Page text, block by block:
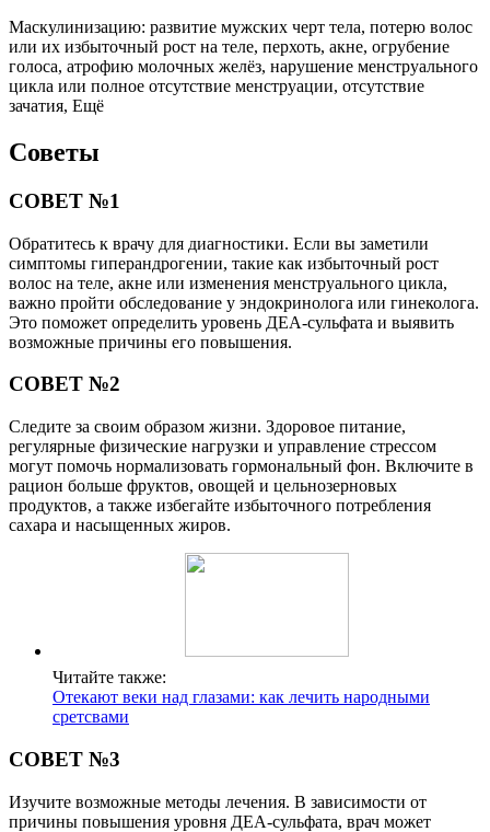
Маскулинизацию: развитие мужских черт тела, потерю волос
или их избыточный рост на теле, перхоть, акне, огрубение
голоса, атрофию молочных желёз, нарушение менструального
цикла или полное отсутствие менструации, отсутствие
зачатия, Ещё
Советы
СОВЕТ №1
Обратитесь к врачу для диагностики. Если вы заметили
симптомы гиперандрогении, такие как избыточный рост
волос на теле, акне или изменения менструального цикла,
важно пройти обследование у эндокринолога или гинеколога.
Это поможет определить уровень ДЕА-сульфата и выявить
возможные причины его повышения.
СОВЕТ №2
Следите за своим образом жизни. Здоровое питание,
регулярные физические нагрузки и управление стрессом
могут помочь нормализовать гормональный фон. Включите в
рацион больше фруктов, овощей и цельнозерновых
продуктов, а также избегайте избыточного потребления
сахара и насыщенных жиров.
Читайте также:
Отекают веки над глазами: как лечить народными
сретсвами
СОВЕТ №3
Изучите возможные методы лечения. В зависимости от
причины повышения уровня ДЕА-сульфата, врач может